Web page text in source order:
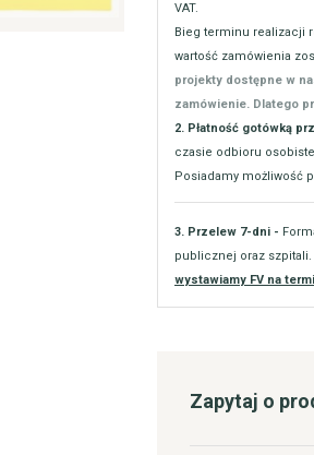
VAT.
Bieg terminu realizacji
wartość zamówienia
projekty dostępne w
zamówienie. Dlatego
2. Płatność gotówką
czasie odbioru
Posiadamy możliwość
3. Przelew 7-dni -
publicznej oraz
wystawiamy FV na
Zapytaj o